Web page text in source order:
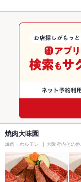
焼肉大味園
焼肉・ホルモン 大阪府内その他